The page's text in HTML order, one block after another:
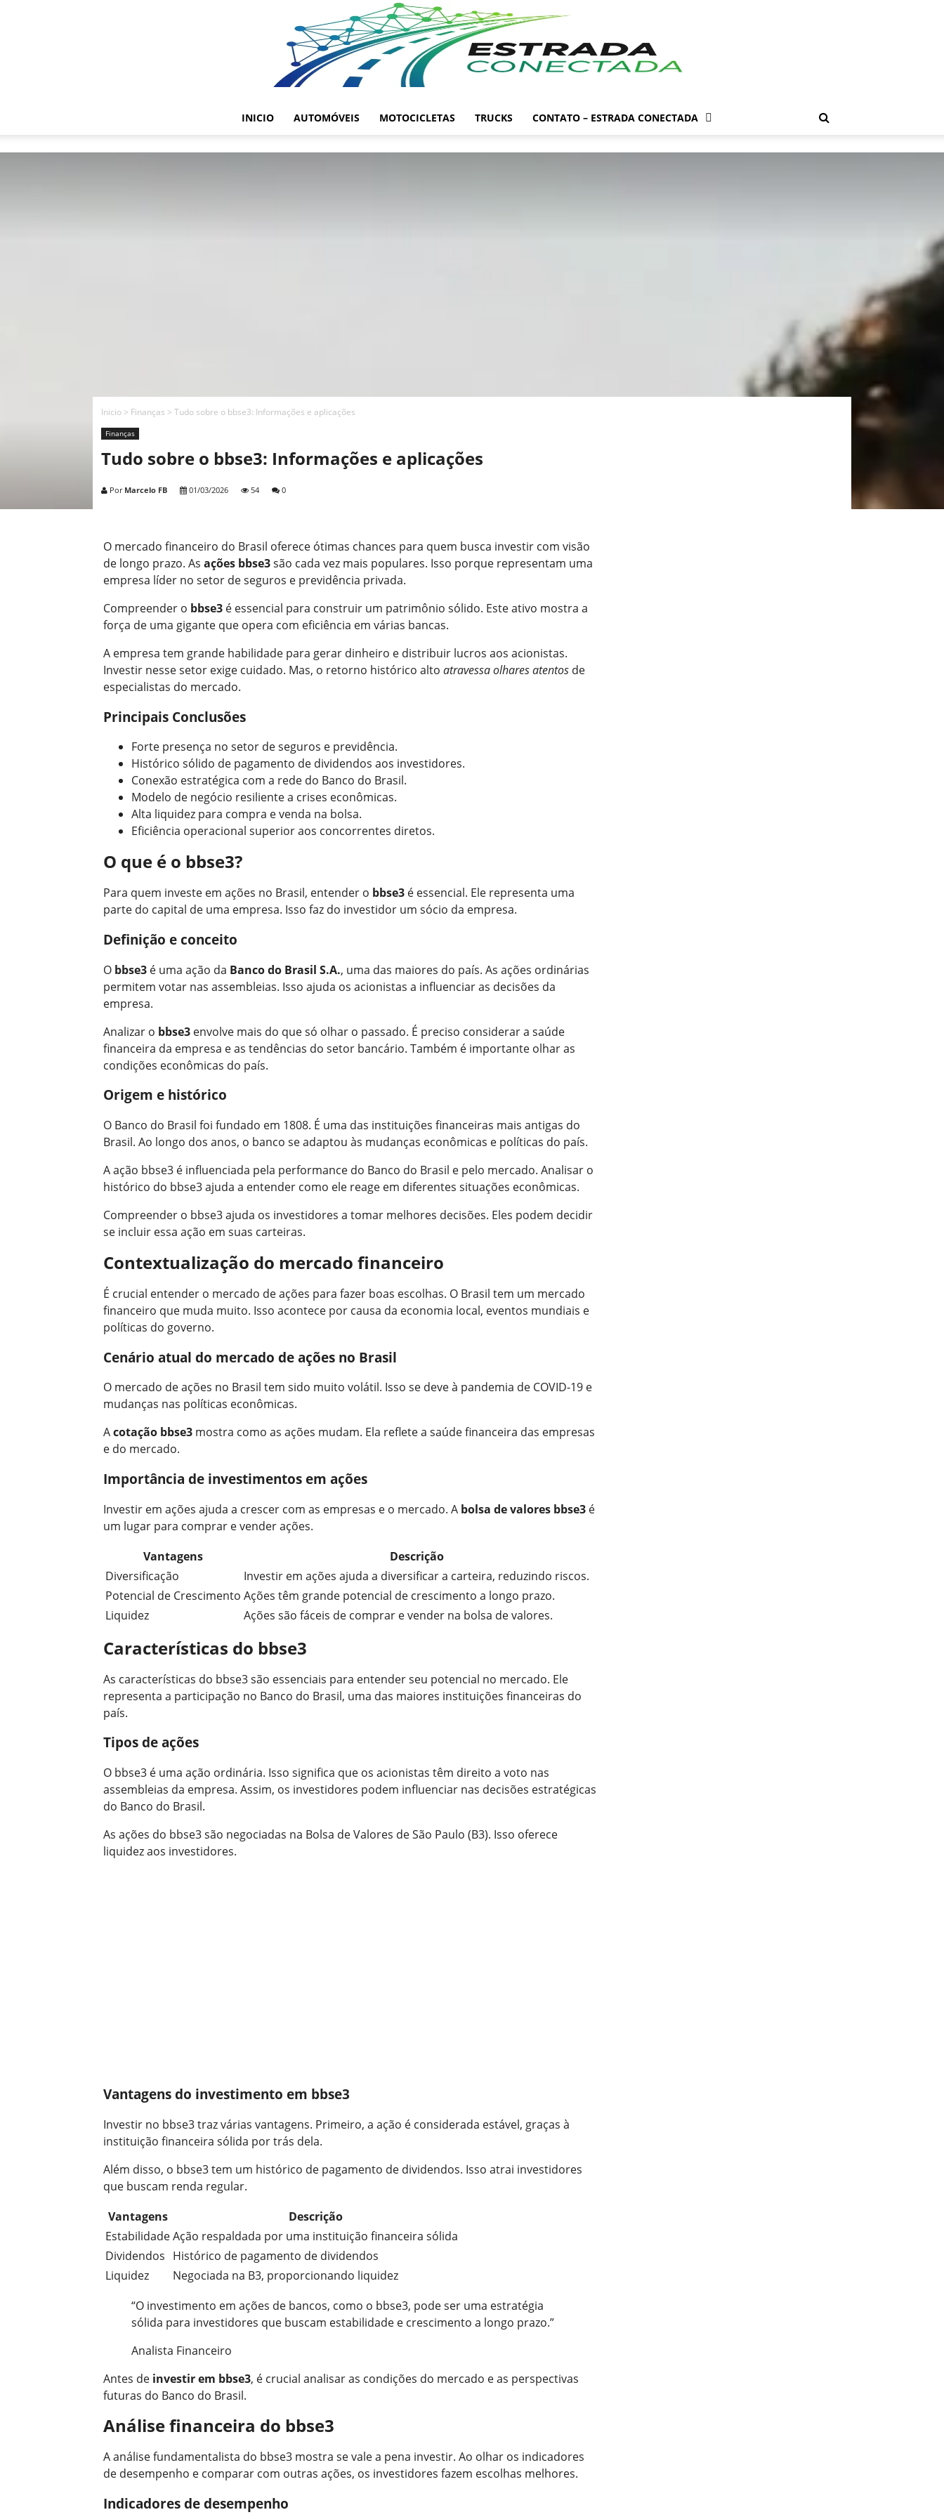
INICIO AUTOMÓVEIS MOTOCICLETAS TRUCKS CONTATO – ESTRADA CONECTADA
Inicio > Finanças > Tudo sobre o bbse3: Informações e aplicações
Finanças
Tudo sobre o bbse3: Informações e aplicações
Por Marcelo FB 01/03/2026 54 0
O mercado financeiro do Brasil oferece ótimas chances para quem busca investir com visão
de longo prazo. As ações bbse3são cada vez mais populares. Isso porque representam uma
empresa líder no setor de seguros e previdência privada.
Compreender o bbse3 é essencial para construir um patrimônio sólido. Este ativo mostra a
força de uma gigante que opera com eficiência em várias bancas.
A empresa tem grande habilidade para gerar dinheiro e distribuir lucros aos acionistas.
Investir nesse setor exige cuidado. Mas, o retorno histórico alto atravessa olhares atentos de
especialistas do mercado.
Principais Conclusões
Forte presença no setor de seguros e previdência.
Histórico sólido de pagamento de dividendos aos investidores.
Conexão estratégica com a rede do Banco do Brasil.
Modelo de negócio resiliente a crises econômicas.
Alta liquidez para compra e venda na bolsa.
Eficiência operacional superior aos concorrentes diretos.
O que é o bbse3?
Para quem investe em ações no Brasil, entender o bbse3 é essencial. Ele representa uma
parte do capital de uma empresa. Isso faz do investidor um sócio da empresa.
Definição e conceito
O bbse3 é uma ação da Banco do Brasil S.A., uma das maiores do país. As ações ordinárias
permitem votar nas assembleias. Isso ajuda os acionistas a influenciar as decisões da
empresa.
Analizar o bbse3 envolve mais do que só olhar o passado. É preciso considerar a saúde
financeira da empresa e as tendências do setor bancário. Também é importante olhar as
condições econômicas do país.
Origem e histórico
O Banco do Brasil foi fundado em 1808. É uma das instituições financeiras mais antigas do
Brasil. Ao longo dos anos, o banco se adaptou às mudanças econômicas e políticas do país.
A ação bbse3 é influenciada pela performance do Banco do Brasil e pelo mercado. Analisar o
histórico do bbse3 ajuda a entender como ele reage em diferentes situações econômicas.
Compreender o bbse3 ajuda os investidores a tomar melhores decisões. Eles podem decidir
se incluir essa ação em suas carteiras.
Contextualização do mercado financeiro
É crucial entender o mercado de ações para fazer boas escolhas. O Brasil tem um mercado
financeiro que muda muito. Isso acontece por causa da economia local, eventos mundiais e
políticas do governo.
Cenário atual do mercado de ações no Brasil
O mercado de ações no Brasil tem sido muito volátil. Isso se deve à pandemia de COVID-19 e
mudanças nas políticas econômicas.
Acotação bbse3 mostra como as ações mudam. Ela reflete a saúde financeira das empresas
e do mercado.
Importância de investimentos em ações
Investir em ações ajuda a crescer com as empresas e o mercado. A bolsa de valores bbse3 é
um lugar para comprar e vender ações.
Vantagens
Descrição
Diversificação
Investir em ações ajuda a diversificar a carteira, reduzindo riscos.
Potencial de Crescimento Ações têm grande potencial de crescimento a longo prazo.
Liquidez
Ações são fáceis de comprar e vender na bolsa de valores.
Características do bbse3
As características do bbse3 são essenciais para entender seu potencial no mercado. Ele
representa a participação no Banco do Brasil, uma das maiores instituições financeiras do
país.
Tipos de ações
O bbse3 é uma ação ordinária. Isso significa que os acionistas têm direito a voto nas
assembleias da empresa. Assim, os investidores podem influenciar nas decisões estratégicas
do Banco do Brasil.
As ações do bbse3 são negociadas na Bolsa de Valores de São Paulo (B3). Isso oferece
liquidez aos investidores.
Vantagens do investimento em bbse3
Investir no bbse3 traz várias vantagens. Primeiro, a ação é considerada estável, graças à
instituição financeira sólida por trás dela.
Além disso, o bbse3 tem um histórico de pagamento de dividendos. Isso atrai investidores
que buscam renda regular.
Vantagens
Descrição
EstabilidadeAção respaldada por uma instituição financeira sólida
Dividendos Histórico de pagamento de dividendos
Liquidez
Negociada na B3, proporcionando liquidez
“O investimento em ações de bancos, como o bbse3, pode ser uma estratégia
sólida para investidores que buscam estabilidade e crescimento a longo prazo.”
Analista Financeiro
Antes de investir em bbse3, é crucial analisar as condições do mercado e as perspectivas
futuras do Banco do Brasil.
Análise financeira do bbse3
A análise fundamentalista do bbse3 mostra se vale a pena investir. Ao olhar os indicadores
de desempenho e comparar com outras ações, os investidores fazem escolhas melhores.
Indicadores de desempenho